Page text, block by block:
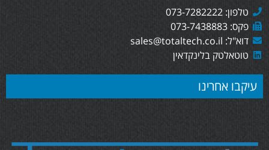
טלפון: 073-7282222
פקס: 073-7438883
דוא"ל: sales@totaltech.co.il
טוטאלטק בלינקדאין
עיקבו אחרינו